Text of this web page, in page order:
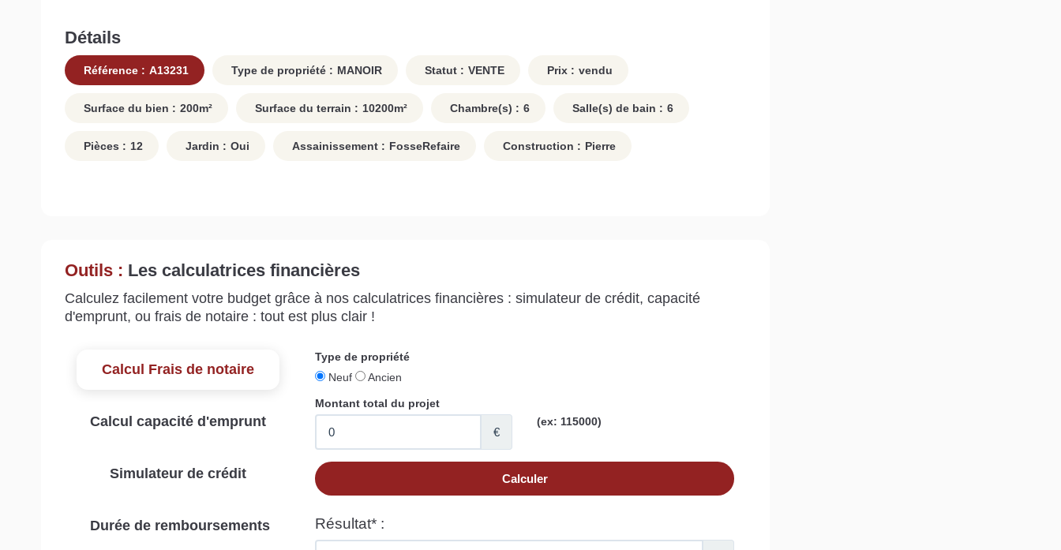
Détails
Référence : A13231 Type de propriété : MANOIR Statut : VENTE Prix : vendu
Surface du bien : 200m² Surface du terrain : 10200m² Chambre(s) : 6 Salle(s) de bain : 6
Pièces : 12 Jardin : Oui Assainissement : FosseRefaire Construction : Pierre
Outils : Les calculatrices financières
Calculez facilement votre budget grâce à nos calculatrices financières : simulateur de crédit, capacité
d'emprunt, ou frais de notaire : tout est plus clair !
Calcul Frais de notaire
Calcul capacité d'emprunt
Simulateur de crédit
Durée de remboursements